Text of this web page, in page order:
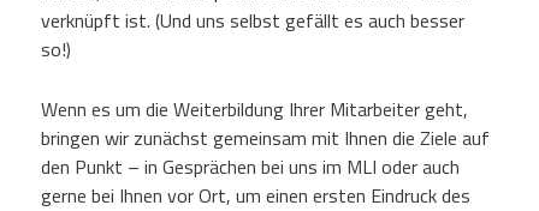
verknüpft ist. (Und uns selbst gefällt es auch besser
so!)
Wenn es um die Weiterbildung Ihrer Mitarbeiter geht,
bringen wir zunächst gemeinsam mit Ihnen die Ziele auf
den Punkt – in Gesprächen bei uns im MLI oder auch
gerne bei Ihnen vor Ort, um einen ersten Eindruck des